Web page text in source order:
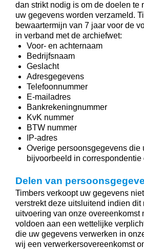
dan strikt nodig is om de doelen te
uw gegevens worden verzameld.
bewaartermijn van 7 jaar voor de
in verband met de archiefwet:
Voor- en achternaam
Bedrijfsnaam
Geslacht
Adresgegevens
Telefoonnummer
E-mailadres
Bankrekeningnummer
KvK nummer
BTW nummer
IP-adres
Overige persoonsgegevens die
bijvoorbeeld in correspondentie
Delen van
Timbers verkoopt uw gegevens
verstrekt deze uitsluitend indien dit
uitvoering van onze overeenkomst
voldoen aan een wettelijke
die uw gegevens verwerken in
wij een verwerkersovereenkomst